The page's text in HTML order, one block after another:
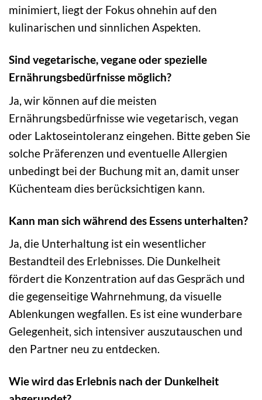
minimiert, liegt der Fokus ohnehin auf den
kulinarischen und sinnlichen Aspekten.
Sind vegetarische, vegane oder spezielle
Ernährungsbedürfnisse möglich?
Ja, wir können auf die meisten
Ernährungsbedürfnisse wie vegetarisch, vegan
oder Laktoseintoleranz eingehen. Bitte geben Sie
solche Präferenzen und eventuelle Allergien
unbedingt bei der Buchung mit an, damit unser
Küchenteam dies berücksichtigen kann.
Kann man sich während des Essens unterhalten?
Ja, die Unterhaltung ist ein wesentlicher
Bestandteil des Erlebnisses. Die Dunkelheit
fördert die Konzentration auf das Gespräch und
die gegenseitige Wahrnehmung, da visuelle
Ablenkungen wegfallen. Es ist eine wunderbare
Gelegenheit, sich intensiver auszutauschen und
den Partner neu zu entdecken.
Wie wird das Erlebnis nach der Dunkelheit